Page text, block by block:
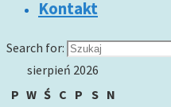
Kontakt
Search for:
sierpień 2026
P W Ś C P S N